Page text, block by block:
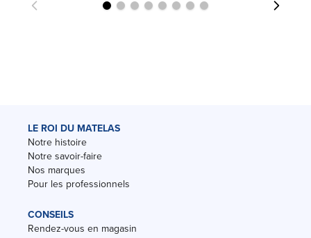
LE ROI DU MATELAS
Notre histoire
Notre savoir-faire
Nos marques
Pour les professionnels
CONSEILS
Rendez-vous en magasin